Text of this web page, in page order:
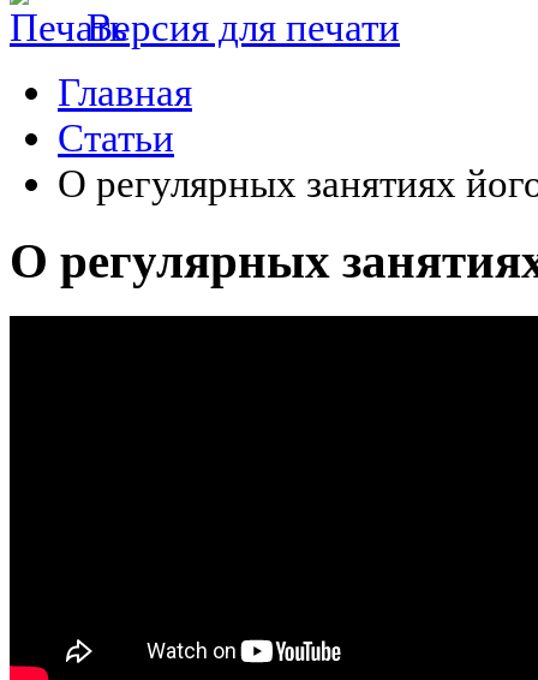
Версия для печати
Главная
Статьи
О регулярных занятиях
О регулярных